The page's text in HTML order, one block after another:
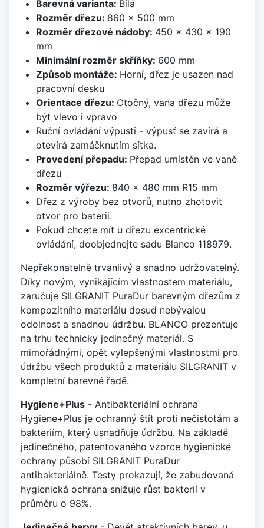
Barevná varianta: Bílá
Rozměr dřezu: 860 x 500 mm
Rozměr dřezové nádoby: 450 x 430 x 190
mm
Minimální rozměr skříňky: 600 mm
Způsob montáže: Horní, dřez je usazen nad
pracovní desku
Orientace dřezu: Otočný, vana dřezu může
být vlevo i vpravo
Ruční ovládání výpusti - výpusť se zavírá a
otevírá zamáčknutím sítka.
Provedení přepadu: Přepad umístěn ve vaně
dřezu
Rozměr výřezu: 840 x 480 mm R15 mm
Dřez z výroby bez otvorů, nutno zhotovit
otvor pro baterii.
Pokud chcete mít u dřezu excentrické
ovládání, doobjednejte sadu Blanco 118979.
Nepřekonatelně trvanlivý a snadno udržovatelný.
Díky novým, vynikajícím vlastnostem materiálu,
zaručuje SILGRANIT PuraDur barevným dřezům z
kompozitního materiálu dosud nebývalou
odolnost a snadnou údržbu. BLANCO prezentuje
na trhu technicky jedinečný materiál. S
mimořádnými, opět vylepšenými vlastnostmi pro
údržbu všech produktů z materiálu SILGRANIT v
kompletní barevné řadě.
Hygiene+Plus - Antibakteriální ochrana
Hygiene+Plus je ochranný štít proti nečistotám a
bakteriím, který usnadňuje údržbu. Na základě
jedinečného, patentovaného vzorce hygienické
ochrany působí SILGRANIT PuraDur
antibakteriálně. Testy prokazují, že zabudovaná
hygienická ochrana snižuje růst bakterií v
průměru o 98%.